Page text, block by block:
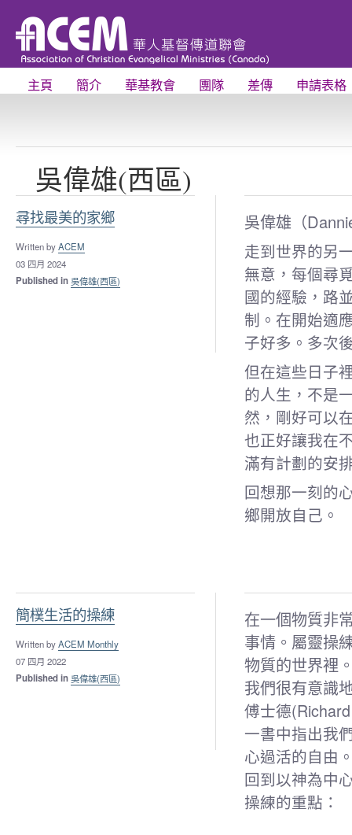
主頁 簡介 華基教會 團隊 差傳 申請表格
吳偉雄(西區)
尋找最美的家鄉
Written byACEM
03 四月 2024
Published in吳偉雄(西區)
吳偉雄（
走到世界的另
無意，每個尋
國的經驗，路
制。在開始適
子好多。多次
但在這些日子
的人生，不是
然，剛好可以
也正好讓我在
滿有計劃的安
回想那一刻的
鄉開放自己。
簡樸生活的操練
Written byACEM Monthly
07 四月 2022
Published in吳偉雄(西區)
在一個物質非
事情。屬靈操
物質的世界裡
我們很有意識
傅士德
一書中指出我
心過活的自由
回到以神為中
操練的重點：